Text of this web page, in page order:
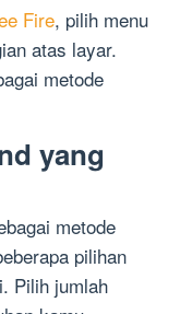
Fire, pilih menu
atas layar.
metode
yang
metode
pilihan
Pilih jumlah